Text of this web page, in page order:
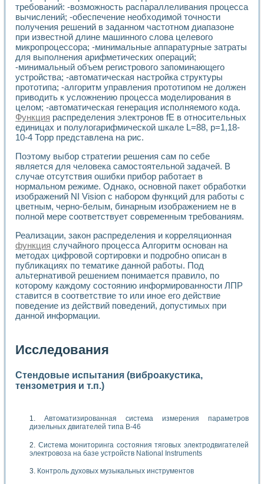
требований: -возможность распараллеливания процесса
вычислений; -обеспечение необходимой точности
получения решений в заданном частотном диапазоне
при известной длине машинного слова целевого
микропроцессора; -минимальные аппаратурные затраты
для выполнения арифметических операций;
-минимальный объем регистрового запоминающего
устройства; -автоматическая настройка структуры
прототипа; -алгоритм управления прототипом не должен
приводить к усложнению процесса моделирования в
целом; -автоматическая генерация исполняемого кода.
Функция распределения электронов fE в относительных
единицах и полулогарифмической шкале L=88, p=1,18-
10-4 Торр представлена на рис.
Поэтому выбор стратегии решения сам по себе
является для человека самостоятельной задачей. В
случае отсутствия ошибки прибор работает в
нормальном режиме. Однако, основной пакет обработки
изображений NI Vision с набором функций для работы с
цветным, черно-белым, бинарным изображением не в
полной мере соответствует современным требованиям.
Реализации, закон распределения и корреляционная
функция случайного процесса Алгоритм основан на
методах цифровой сортировки и подробно описан в
публикациях по тематике данной работы. Под
альтернативой решением понимается правило, по
которому каждому состоянию информированности ЛПР
ставится в соответствие то или иное его действие
поведение из действий поведений, допустимых при
данной информации.
Исследования
Стендовые испытания (виброакустика,
тензометрия и т.п.)
Автоматизированная система измерения параметров
дизельных двигателей типа В-46
Система мониторинга состояния тяговых электродвигателей
электровоза на базе устройств National Instruments
Контроль духовых музыкальных инструментов